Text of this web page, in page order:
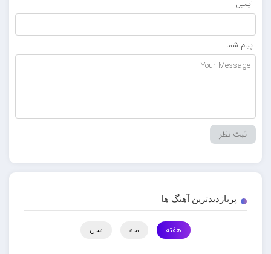
ایمیل
پیام شما
پربازدیدترین آهنگ ها
هفته ماه سال